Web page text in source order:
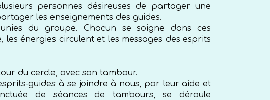
personnes désireuses de partager une
les enseignements des guides.
du groupe. Chacun se soigne dans ces
énergies circulent et les messages des esprits
du cercle, avec son tambour.
guides à se joindre à nous, par leur aide et
de séances de tambours, se déroule